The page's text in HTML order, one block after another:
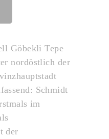
Göbekli Tepe
nordöstlich der
Schmidt
im
der